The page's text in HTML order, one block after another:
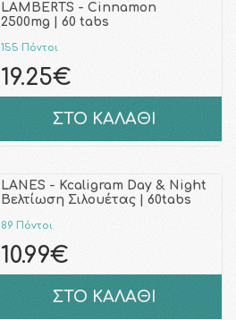
LAMBERTS - Cinnamon
2500mg | 60 tabs
155 Πόντοι
19.25€
ΣΤΟ ΚΑΛΑΘΙ
LANES - Kcaligram Day & Night
Βελτίωση Σιλουέτας | 60tabs
89 Πόντοι
10.99€
ΣΤΟ ΚΑΛΑΘΙ